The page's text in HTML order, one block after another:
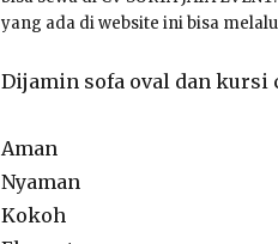
yang ada di website ini bisa
Dijamin sofa oval dan kursi
Aman
Nyaman
Kokoh